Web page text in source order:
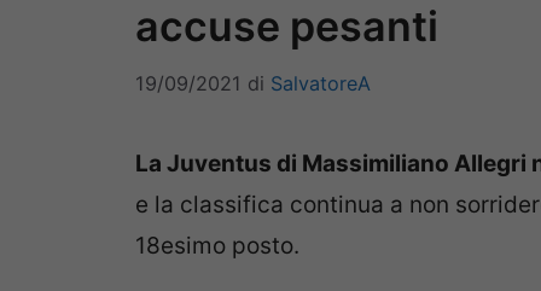
accuse pesanti
19/09/2021 di SalvatoreA
La Juventus di Massimiliano Allegri
e la classifica continua a non
18esimo posto.